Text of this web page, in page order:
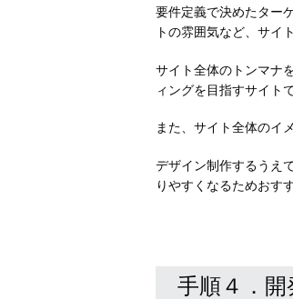
要件定義で決めたター
トの雰囲気など、サイ
サイト全体のトンマナ
ィングを目指すサイト
また、サイト全体のイ
デザイン制作するうえ
りやすくなるためおす
手順４．開